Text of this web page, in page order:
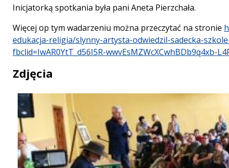
Inicjatorką spotkania była pani Aneta Pierzchała.
Więcej op tym wadarzeniu można przeczytać na stronie
edukacja-religia/slynny-artysta-odwiedzil-sadecka-
fbclid=IwAR0YtT_d56I5R-wwvEsMZWcXCwhBDb9q4xb-
Zdjęcia